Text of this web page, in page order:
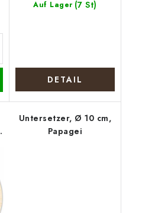
Auf Lager (7 St)
DETAIL
Untersetzer, Ø 10 cm,
Papagei